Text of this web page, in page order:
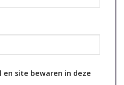
en site bewaren in deze